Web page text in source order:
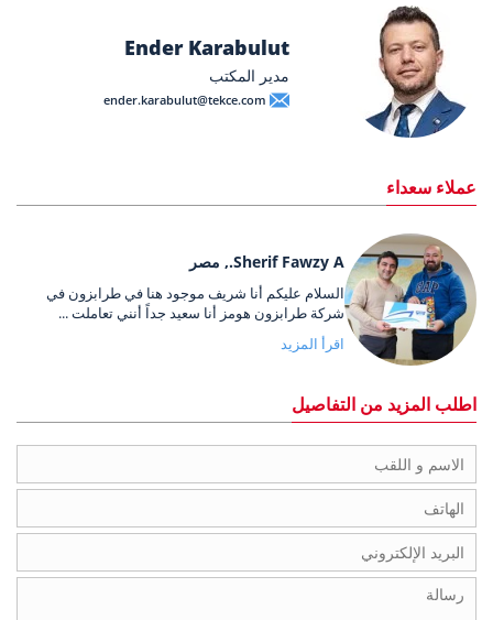
Ender Karabulut
مدير المكتب
ender.karabulut@tekce.com
عملاء سعداء
Sherif Fawzy A., مصر
السلام عليكم أنا شريف موجود هنا في طرابزون في
شركة طرابزون هومز أنا سعيد جداً أنني تعاملت ...
اقرأ المزيد
اطلب المزيد من التفاصيل